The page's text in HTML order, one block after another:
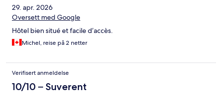
29. apr. 2026
Oversett med Google
Hôtel bien situé et facile d’accès.
Michel, reise på 2 netter
Verifisert anmeldelse
10/10 – Suverent